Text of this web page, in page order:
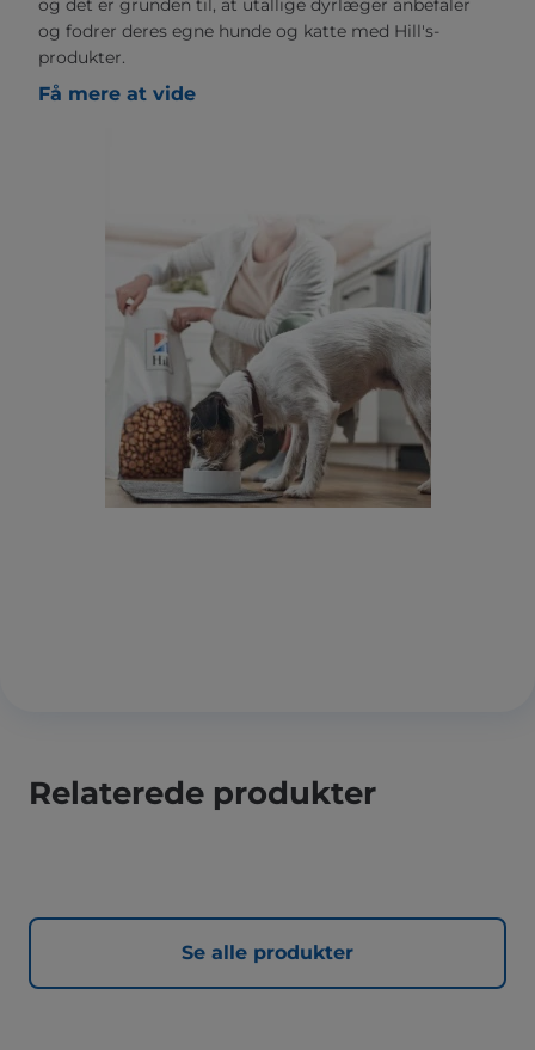
og det er grunden til, at utallige dyrlæger anbefaler
og fodrer deres egne hunde og katte med Hill's-
produkter.
Få mere at vide
Relaterede produkter
Se alle produkter